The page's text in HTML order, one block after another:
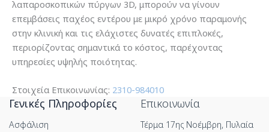
λαπαροσκοπικών πύργων 3D, μπορούν να γίνουν
επεμβάσεις παχέος εντέρου με μικρό χρόνο παραμονής
στην κλινική και τις ελάχιστες δυνατές επιπλοκές,
περιορίζοντας σημαντικά το κόστος, παρέχοντας
υπηρεσίες υψηλής ποιότητας.
Στοιχεία Επικοινωνίας: 2310-984010
Γενικές Πληροφορίες
Ασφάλιση
Επικοινωνία
Τέρμα 17ης Νοέμβρη, Πυλαία